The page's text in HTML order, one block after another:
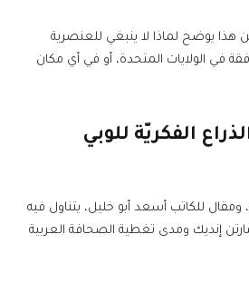
هذا يوضح لماذا لا ينبغي للعنصرية
في الولايات المتحدة، أو في أي مكان
الفكريّة للوبي
ومقال للكاتب أسعد أبو خليل، يتناول فيه
إنديك ومدى تغطية الصحافة العربية